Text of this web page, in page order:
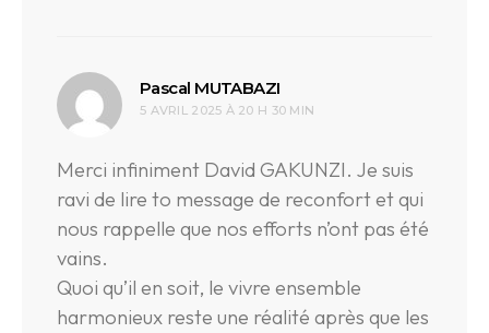
Pascal MUTABAZI
5 AVRIL 2025 À 20 H 30 MIN
Merci infiniment David GAKUNZI. Je suis
ravi de lire to message de reconfort et qui
nous rappelle que nos efforts n’ont pas été
vains.
Quoi qu’il en soit, le vivre ensemble
harmonieux reste une réalité après que les